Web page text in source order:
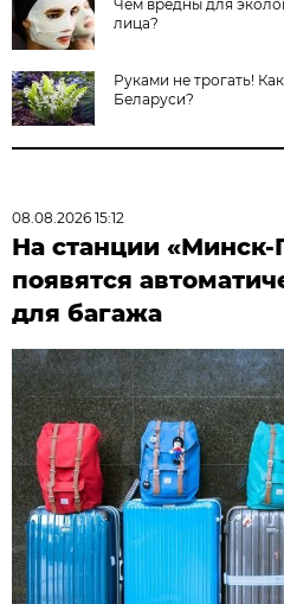
Чем вредны для
лица?
Руками не трогать!
Беларуси?
08.08.2026 15:12
На станции
появятся
для багажа